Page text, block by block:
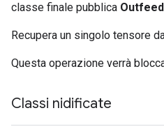
classe finale pubblica
Recupera un singolo tensore
Questa operazione verrà
Classi nidificate